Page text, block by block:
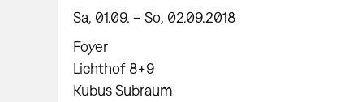
Sa, 01.09. – So, 02.09.2018
Foyer
Lichthof 8+9
Kubus Subraum